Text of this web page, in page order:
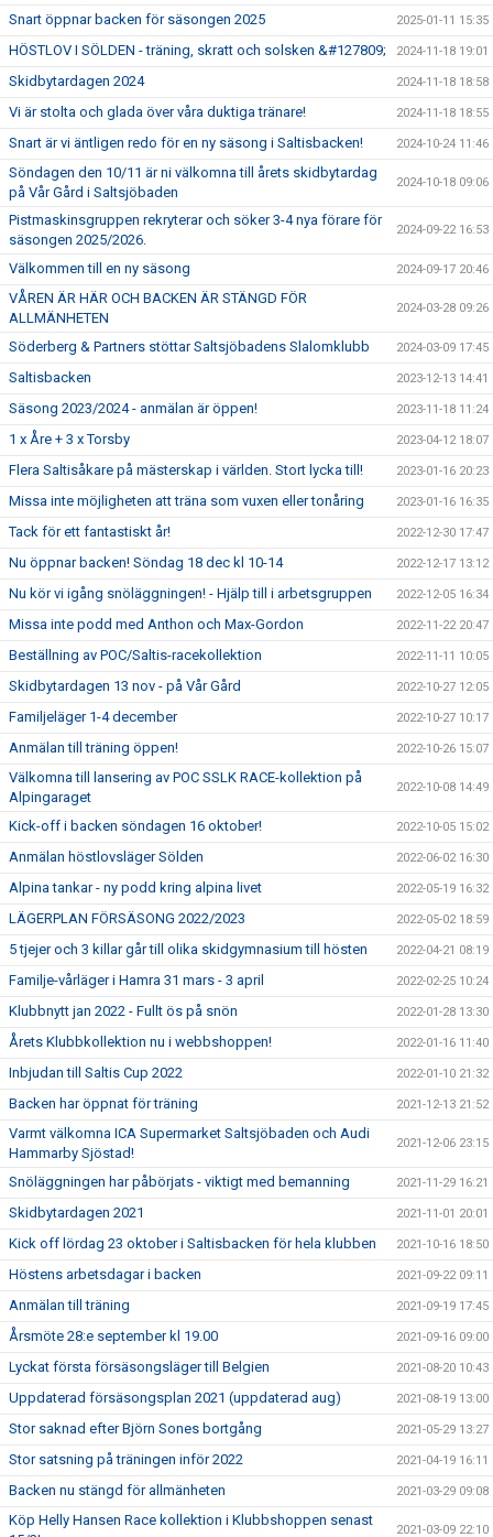
Snart öppnar backen för säsongen 2025 2025-01-11 15:35
HÖSTLOV I SÖLDEN - träning, skratt och solsken &#127809; 2024-11-18 19:01
Skidbytardagen 2024 2024-11-18 18:58
Vi är stolta och glada över våra duktiga tränare! 2024-11-18 18:55
Snart är vi äntligen redo för en ny säsong i Saltisbacken! 2024-10-24 11:46
Söndagen den 10/11 är ni välkomna till årets skidbytardag
på Vår Gård i Saltsjöbaden
2024-10-18 09:06
Pistmaskinsgruppen rekryterar och söker 3-4 nya förare för
säsongen 2025/2026.
2024-09-22 16:53
Välkommen till en ny säsong 2024-09-17 20:46
VÅREN ÄR HÄR OCH BACKEN ÄR STÄNGD FÖR
ALLMÄNHETEN
2024-03-28 09:26
Söderberg & Partners stöttar Saltsjöbadens Slalomklubb 2024-03-09 17:45
Saltisbacken 2023-12-13 14:41
Säsong 2023/2024 - anmälan är öppen! 2023-11-18 11:24
1 x Åre + 3 x Torsby 2023-04-12 18:07
Flera Saltisåkare på mästerskap i världen. Stort lycka till! 2023-01-16 20:23
Missa inte möjligheten att träna som vuxen eller tonåring 2023-01-16 16:35
Tack för ett fantastiskt år! 2022-12-30 17:47
Nu öppnar backen! Söndag 18 dec kl 10-14 2022-12-17 13:12
Nu kör vi igång snöläggningen! - Hjälp till i arbetsgruppen 2022-12-05 16:34
Missa inte podd med Anthon och Max-Gordon 2022-11-22 20:47
Beställning av POC/Saltis-racekollektion 2022-11-11 10:05
Skidbytardagen 13 nov - på Vår Gård 2022-10-27 12:05
Familjeläger 1-4 december 2022-10-27 10:17
Anmälan till träning öppen! 2022-10-26 15:07
Välkomna till lansering av POC SSLK RACE-kollektion på
Alpingaraget
2022-10-08 14:49
Kick-off i backen söndagen 16 oktober! 2022-10-05 15:02
Anmälan höstlovsläger Sölden 2022-06-02 16:30
Alpina tankar - ny podd kring alpina livet 2022-05-19 16:32
LÄGERPLAN FÖRSÄSONG 2022/2023 2022-05-02 18:59
5 tjejer och 3 killar går till olika skidgymnasium till hösten 2022-04-21 08:19
Familje-vårläger i Hamra 31 mars - 3 april 2022-02-25 10:24
Klubbnytt jan 2022 - Fullt ös på snön 2022-01-28 13:30
Årets Klubbkollektion nu i webbshoppen! 2022-01-16 11:40
Inbjudan till Saltis Cup 2022 2022-01-10 21:32
Backen har öppnat för träning 2021-12-13 21:52
Varmt välkomna ICA Supermarket Saltsjöbaden och Audi
Hammarby Sjöstad!
2021-12-06 23:15
Snöläggningen har påbörjats - viktigt med bemanning 2021-11-29 16:21
Skidbytardagen 2021 2021-11-01 20:01
Kick off lördag 23 oktober i Saltisbacken för hela klubben 2021-10-16 18:50
Höstens arbetsdagar i backen 2021-09-22 09:11
Anmälan till träning 2021-09-19 17:45
Årsmöte 28:e september kl 19.00 2021-09-16 09:00
Lyckat första försäsongsläger till Belgien 2021-08-20 10:43
Uppdaterad försäsongsplan 2021 (uppdaterad aug) 2021-08-19 13:00
Stor saknad efter Björn Sones bortgång 2021-05-29 13:27
Stor satsning på träningen inför 2022 2021-04-19 16:11
Backen nu stängd för allmänheten 2021-03-29 09:08
Köp Helly Hansen Race kollektion i Klubbshoppen senast
2021-03-09 22:10